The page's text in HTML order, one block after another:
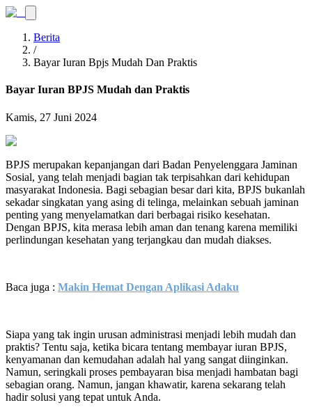
Berita
/
Bayar Iuran Bpjs Mudah Dan Praktis
Bayar Iuran BPJS Mudah dan Praktis
Kamis, 27 Juni 2024
BPJS merupakan kepanjangan dari Badan Penyelenggara Jaminan
Sosial, yang telah menjadi bagian tak terpisahkan dari kehidupan
masyarakat Indonesia. Bagi sebagian besar dari kita, BPJS bukanlah
sekadar singkatan yang asing di telinga, melainkan sebuah jaminan
penting yang menyelamatkan dari berbagai risiko kesehatan.
Dengan BPJS, kita merasa lebih aman dan tenang karena memiliki
perlindungan kesehatan yang terjangkau dan mudah diakses.
Baca juga : Makin Hemat Dengan Aplikasi Adaku
Siapa yang tak ingin urusan administrasi menjadi lebih mudah dan
praktis? Tentu saja, ketika bicara tentang membayar iuran BPJS,
kenyamanan dan kemudahan adalah hal yang sangat diinginkan.
Namun, seringkali proses pembayaran bisa menjadi hambatan bagi
sebagian orang. Namun, jangan khawatir, karena sekarang telah
hadir solusi yang tepat untuk Anda.